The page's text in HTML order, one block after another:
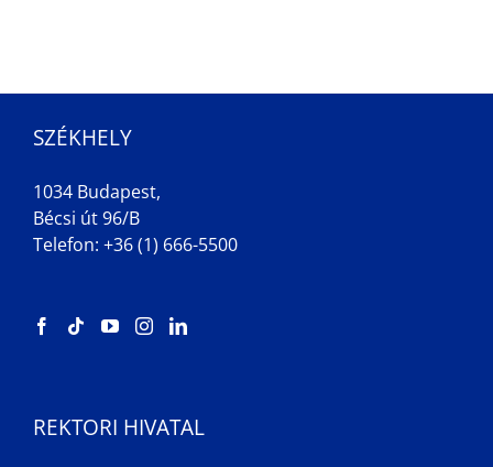
SZÉKHELY
1034 Budapest,
Bécsi út 96/B
Telefon: +36 (1) 666-5500
REKTORI HIVATAL